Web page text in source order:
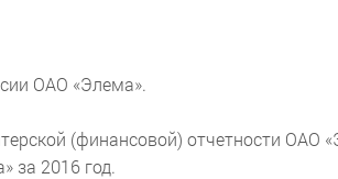
ОАО «Элема».
(финансовой) отчетности ОАО
за 2016 год.